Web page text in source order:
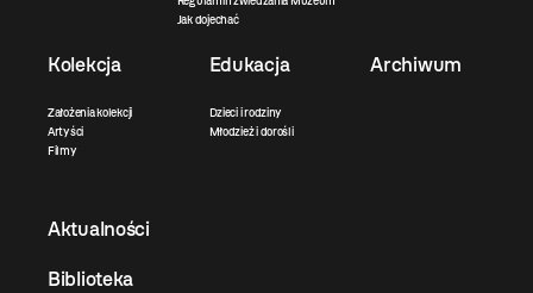
Jak dojechać
Kolekcja
Założenia kolekcji
Artyści
Filmy
Edukacja
Dzieci i rodziny
Młodzież i dorośli
Archiwum
Aktualności
Biblioteka